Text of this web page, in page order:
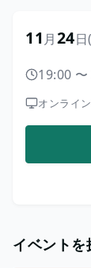
イベントを
11 月24日
19:00 〜
オンライ